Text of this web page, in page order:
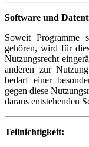
Software und
Soweit
gehören, wird für
Nutzungsrecht
anderen zur
bedarf einer
gegen diese
daraus entstehenden
Teilnichtigkeit: